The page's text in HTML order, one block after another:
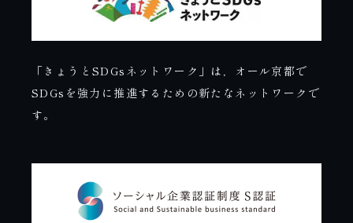
「きょうとSDGsネットワーク」は，オール京都で
SDGsを強力に推進するための新たなネットワークで
す。